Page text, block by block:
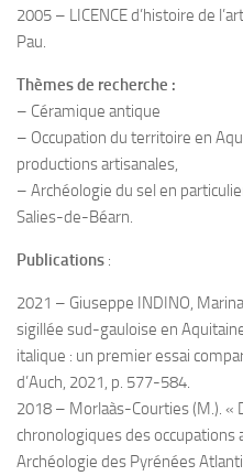
2005 – LICENCE d’histoire de
Pau.
Thèmes de recherche :
– Céramique antique
– Occupation du territoire en
productions artisanales,
– Archéologie du sel en
Salies-de-Béarn.
Publications :
2021 – Giuseppe INDINO,
sigillée sud-gauloise en
italique : un premier essai
d’Auch, 2021, p. 577-584.
2018 – Morlaàs-Courties (M.). «
chronologiques des occupations
Archéologie des Pyrénées